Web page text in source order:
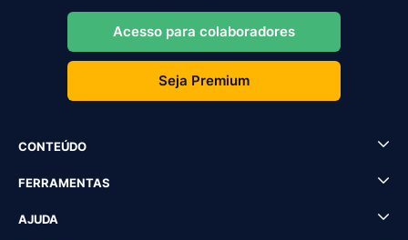
Acesso para colaboradores
Seja Premium
CONTEÚDO
FERRAMENTAS
AJUDA